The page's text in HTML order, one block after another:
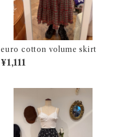
euro cotton volume skirt
¥1,111